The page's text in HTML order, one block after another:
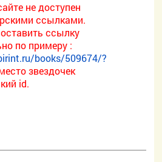
не доступен
ссылками.
ссылку
по примеру :
books/509674/?
звездочек
id.